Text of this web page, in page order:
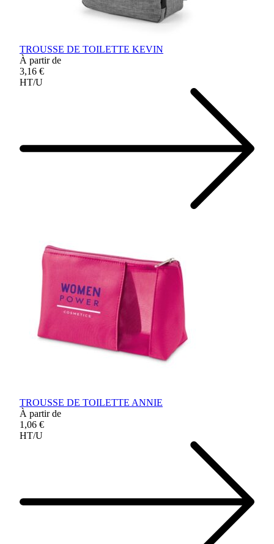
TROUSSE DE TOILETTE KEVIN
À partir de
3,16 €
HT/U
TROUSSE DE TOILETTE ANNIE
À partir de
1,06 €
HT/U